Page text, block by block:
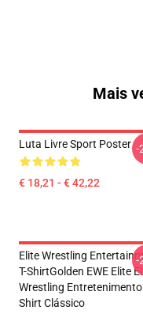
Mais
Luta Livre Sport Poster
€ 18,21 - € 42,22
-
Elite Wrestling
T-ShirtGolden EWE Elite
Wrestling Entretenimento
Shirt Clássico
-